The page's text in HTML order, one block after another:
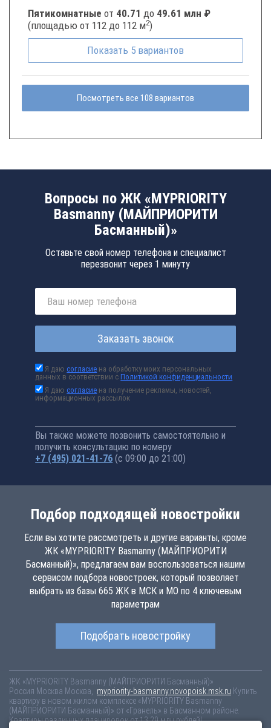
Пятикомнатные от 40.71 до 49.61 млн ₽
(площадью от 112 до 112 м2)
Показать 5 вариантов
Посмотреть все 108 вариантов
Вопросы по ЖК «MYPRIORITY
Basmanny (МАЙПРИОРИТИ
Басманный)»
Оставьте свой номер телефона и специалист
перезвонит через 1 минуту
Заказать звонок
Я даюсогласие на обработку моих персональных
данных в соответствии сПолитикой конфиденциальности
Я даюсогласие на получение рекламы, новостей,
информационных рассылок
Вы также можете позвонить самостоятельно и
получить консультацию по номеру
+7 (495) 021-41-76 (с 09:00 до 21:00)
Подбор подходящей новостройки
Если вы хотите рассмотреть и другие варианты, кроме
ЖК «MYPRIORITY Basmanny (МАЙПРИОРИТИ
Басманный)», предлагаем вам воспользоваться нашим
сервисом подбора новостроек, который позволяет
выбрать из базы 665 ЖК в МСК и МО по 4 ключевым
параметрам
Подобрать новостройку
ЖК «MYPRIORITY Basmanny (МАЙПРИОРИТИ Басманный)»
Россия Москва Москва, mypriority-basmanny.novopoisk.msk.ru Купить
квартиру в новом жилом комплексе «MYPRIORITY Basmanny
(МАЙПРИОРИТИ Басманный)» от «Гранель» в Басманном районе.
Квартиры различных планировок от 13.29 млн рублей!